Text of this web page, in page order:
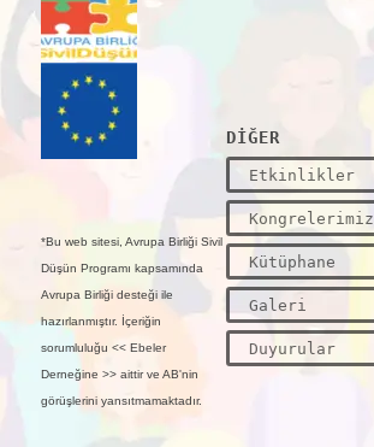
*Bu web sitesi, Avrupa Birliği Sivil
Düşün Programı kapsamında
Avrupa Birliği desteği ile
hazırlanmıştır. İçeriğin
sorumluluğu << Ebeler
Derneğine >> aittir ve AB'nin
görüşlerini yansıtmamaktadır.
DİĞER
Etkinlikler
Kongrelerimiz
Kütüphane
Galeri
Duyurular